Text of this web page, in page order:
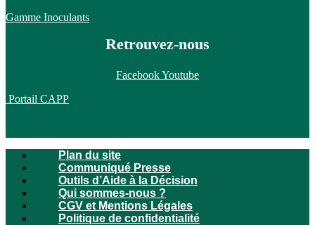
Gamme Inoculants
Retrouvez-nous
FacebookYoutube
Portail CAPP
Plan du site
Communiqué Presse
Outils d’Aide à la Décision
Qui sommes-nous ?
CGV et Mentions Légales
Politique de confidentialité